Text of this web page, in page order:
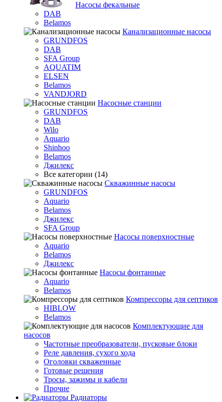
Насосы фекальные
DAB
Belamos
Канализационные насосы
GRUNDFOS
DAB
SFA Group
AQUATIM
ELSEN
Belamos
VANDJORD
Насосные станции
GRUNDFOS
DAB
Wilo
Aquario
Shinhoo
Belamos
Джилекс
Все категории (14)
Скважинные насосы
GRUNDFOS
Aquario
Belamos
Джилекс
SFA Group
Насосы поверхностные
Aquario
Belamos
Джилекс
Насосы фонтанные
Aquario
Belamos
Компрессоры для септиков
HIBLOW
Belamos
Комплектующие для
насосов
Частотные преобразователи, пусковые блоки
Реле давления, сухого хода
Оголовки скваженные
Готовые решения
Тросы, зажимы и кабели
Прочие
Радиаторы